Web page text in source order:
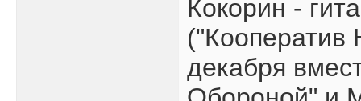
Кокорин -
декабря